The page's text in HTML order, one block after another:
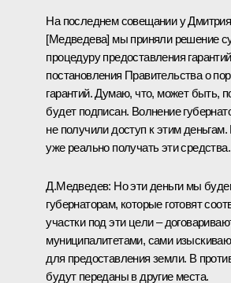
На последнем совещании у
[Медведева] мы приняли решение
процедуру предоставления
постановления Правительства о
гарантий. Думаю, что, может быть,
будет подписан. Волнение
не получили доступ к этим
уже реально получать эти средства.
Д.Медведев: Но эти деньги мы
губернаторам, которые готовят
участки под эти цели –
муниципалитетами, сами
для предоставления земли. В
будут переданы в другие места.